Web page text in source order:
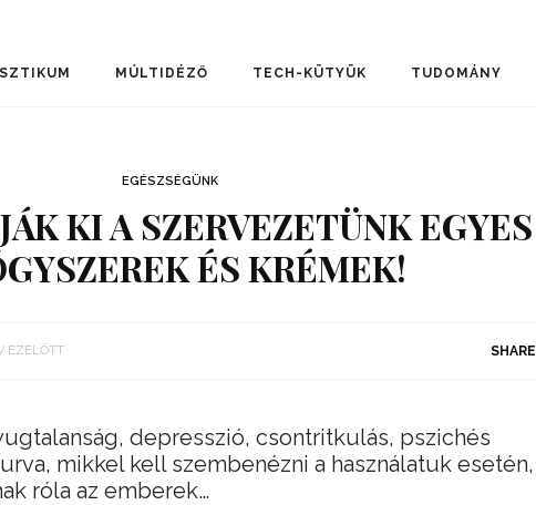
MÚLTIDÉZŐ TECH-KÜTYÜK TUDOMÁNY
EGÉSZSÉGÜNK
KI A SZERVEZETÜNK EGYES
ÉS KRÉMEK!
EZELŐTT SHARE
depresszió, csontritkulás, pszichés
mikkel kell szembenézni a használatuk esetén,
róla az emberek…